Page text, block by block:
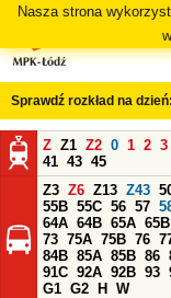
Nasza strona
Sprawdź rozkład na dzień:
Z Z1 Z2 0 1 2 3
41 43 45
Z3 Z6 Z13 Z43
55B 55C 56 57
64A 64B 65A 65B
73 75A 75B 76
84B 85A 85B 86
91C 92A 92B 93
G1 G2 H
W